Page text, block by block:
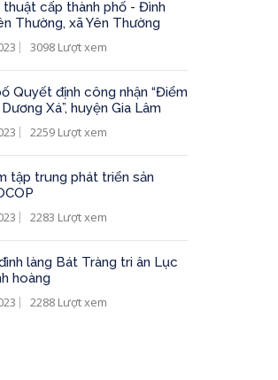
thuật cấp thành phố - Đình
Thường, xã Yên Thường
3098 Lượt xem
Quyết định công nhận “Điểm
Xá”, huyện Gia Lâm
2259 Lượt xem
tập trung phát triển sản
2283 Lượt xem
làng Bát Tràng tri ân Lục
hoàng
2288 Lượt xem